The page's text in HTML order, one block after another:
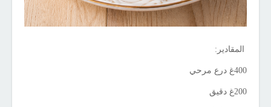
المقادير:
400غ درع مرحي
200غ دقيق